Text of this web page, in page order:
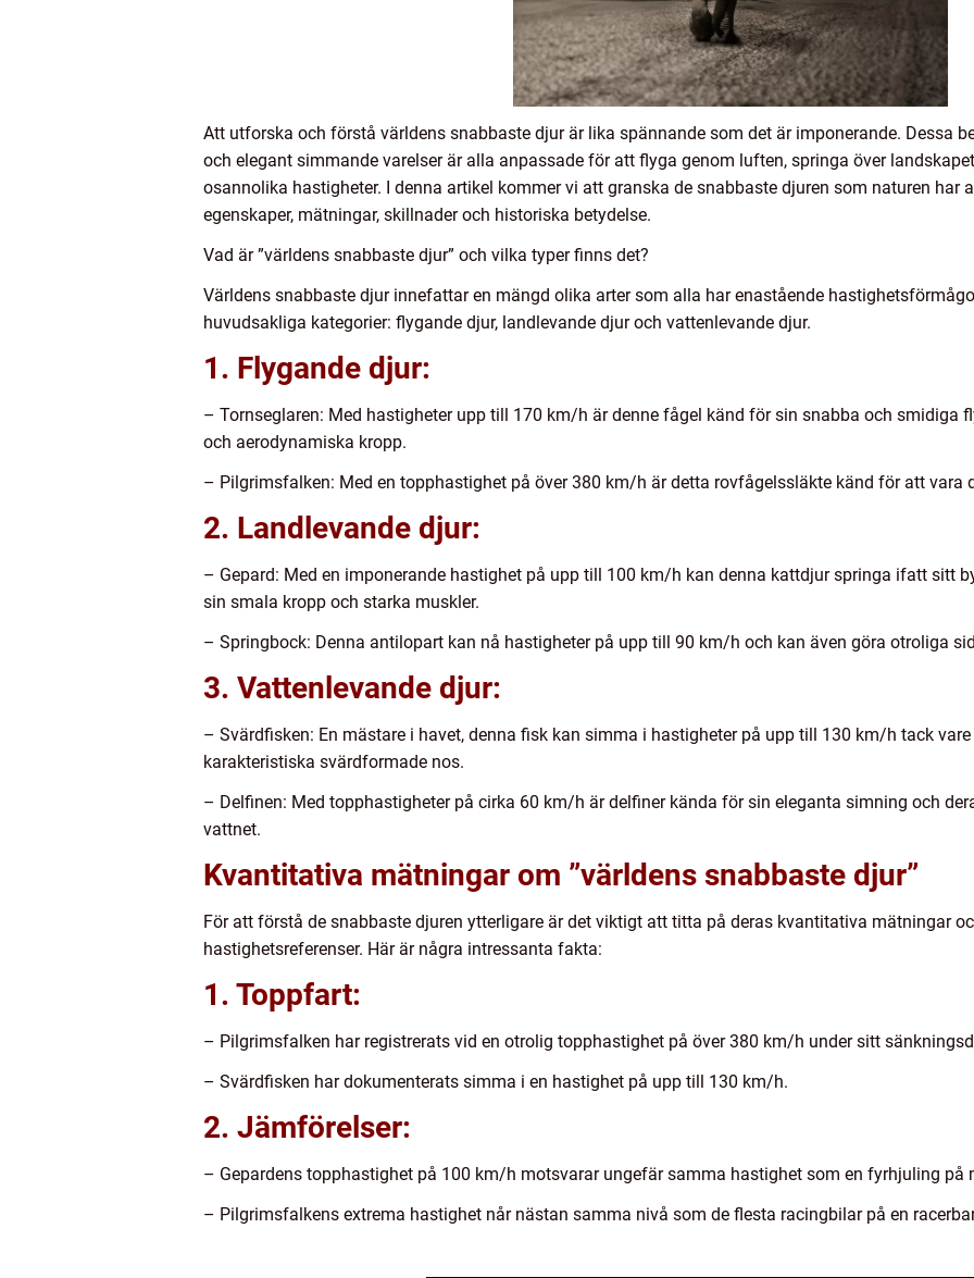
Att utforska och förstå världens snabbaste djur är lika spännande som det är imponerande. Dessa
och elegant simmande varelser är alla anpassade för att flyga genom luften, springa över
osannolika hastigheter. I denna artikel kommer vi att granska de snabbaste djuren som naturen har
egenskaper, mätningar, skillnader och historiska betydelse.
Vad är ”världens snabbaste djur” och vilka typer finns det?
Världens snabbaste djur innefattar en mängd olika arter som alla har enastående
huvudsakliga kategorier: flygande djur, landlevande djur och vattenlevande djur.
1. Flygande djur:
– Tornseglaren: Med hastigheter upp till 170 km/h är denne fågel känd för sin snabba och smidiga
och aerodynamiska kropp.
– Pilgrimsfalken: Med en topphastighet på över 380 km/h är detta rovfågelssläkte känd för att vara
2. Landlevande djur:
– Gepard: Med en imponerande hastighet på upp till 100 km/h kan denna kattdjur springa ifatt sitt
sin smala kropp och starka muskler.
– Springbock: Denna antilopart kan nå hastigheter på upp till 90 km/h och kan även göra otroliga
3. Vattenlevande djur:
– Svärdfisken: En mästare i havet, denna fisk kan simma i hastigheter på upp till 130 km/h tack
karakteristiska svärdformade nos.
– Delfinen: Med topphastigheter på cirka 60 km/h är delfiner kända för sin eleganta simning och
vattnet.
Kvantitativa mätningar om ”världens snabbaste djur”
För att förstå de snabbaste djuren ytterligare är det viktigt att titta på deras kvantitativa mätningar
hastighetsreferenser. Här är några intressanta fakta:
1. Toppfart:
– Pilgrimsfalken har registrerats vid en otrolig topphastighet på över 380 km/h under sitt
– Svärdfisken har dokumenterats simma i en hastighet på upp till 130 km/h.
2. Jämförelser:
– Gepardens topphastighet på 100 km/h motsvarar ungefär samma hastighet som en fyrhjuling på
– Pilgrimsfalkens extrema hastighet når nästan samma nivå som de flesta racingbilar på en